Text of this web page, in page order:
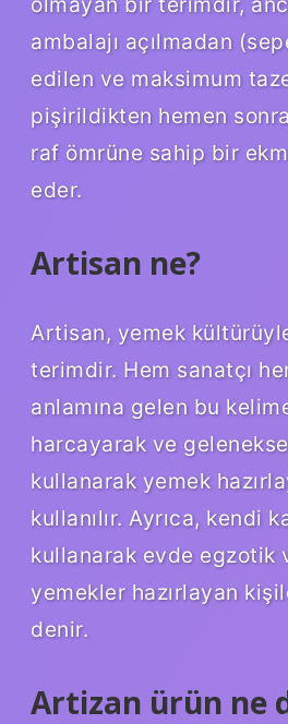
ambalajı açılmadan
edilen ve maksimum
pişirildikten hemen
raf ömrüne sahip bir
eder.
Artisan ne?
Artisan, yemek
terimdir. Hem sanatçı
anlamına gelen bu
harcayarak ve
kullanarak yemek
kullanılır. Ayrıca, kendi
kullanarak evde egzotik
yemekler hazırlayan
denir.
Artizan ürün ne